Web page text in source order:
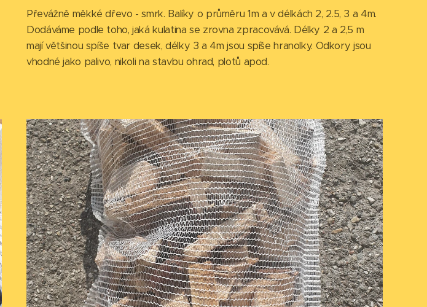
Převážně měkké dřevo - smrk. Balíky o průměru 1m a v délkách 2, 2.5, 3 a 4m.
Dodáváme podle toho, jaká kulatina se zrovna zpracovává. Délky 2 a 2,5 m
mají většinou spíše tvar desek, délky 3 a 4m jsou spíše hranolky. Odkory jsou
vhodné jako palivo, nikoli na stavbu ohrad, plotů apod.